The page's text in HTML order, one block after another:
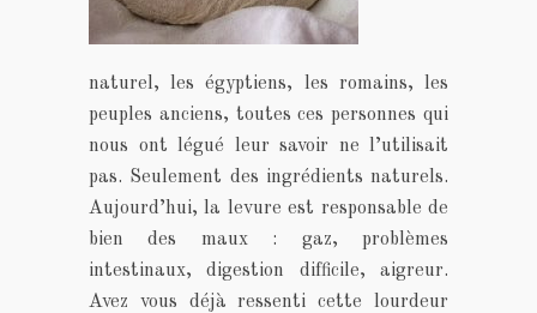
naturel, les égyptiens, les romains, les
peuples anciens, toutes ces personnes qui
nous ont légué leur savoir ne l’utilisait
pas. Seulement des ingrédients naturels.
Aujourd’hui, la levure est responsable de
bien des maux : gaz, problèmes
intestinaux, digestion difficile, aigreur.
Avez vous déjà ressenti cette lourdeur